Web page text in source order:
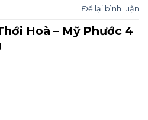
Để lại bình luận
Hoà – Mỹ Phước 4